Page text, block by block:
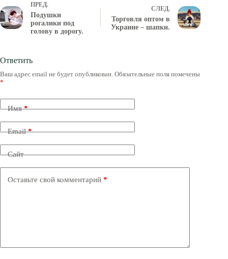
ПРЕД.
Подушки
рогалики под
голову в дорогу.
СЛЕД.
Торговля оптом в
Украине – шапки.
Ответить
Ваш адрес email не будет опубликован. Обязательные поля помечены
*
Имя*
Email*
Сайт
Оставьте свой комментарий *